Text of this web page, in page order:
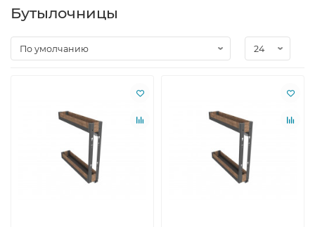
Бутылочницы